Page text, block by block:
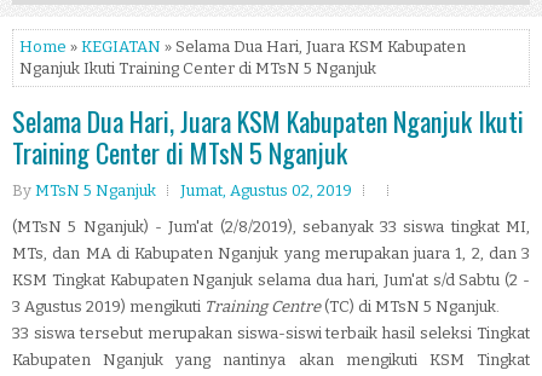
Home » KEGIATAN » Selama Dua Hari, Juara KSM Kabupaten
Nganjuk Ikuti Training Center di MTsN 5 Nganjuk
Selama Dua Hari, Juara KSM Kabupaten Nganjuk Ikuti
Training Center di MTsN 5 Nganjuk
By MTsN 5 Nganjuk
Jumat, Agustus 02, 2019
(MTsN 5 Nganjuk) - Jum'at (2/8/2019), sebanyak 33 siswa tingkat MI,
MTs, dan MA di Kabupaten Nganjuk yang merupakan juara 1, 2, dan 3
KSM Tingkat Kabupaten Nganjuk selama dua hari, Jum'at s/d Sabtu (2 -
3 Agustus 2019) mengikuti Training Centre(TC) di MTsN 5 Nganjuk.
33 siswa tersebut merupakan siswa-siswi terbaik hasil seleksi Tingkat
Kabupaten Nganjuk yang nantinya akan mengikuti KSM Tingkat